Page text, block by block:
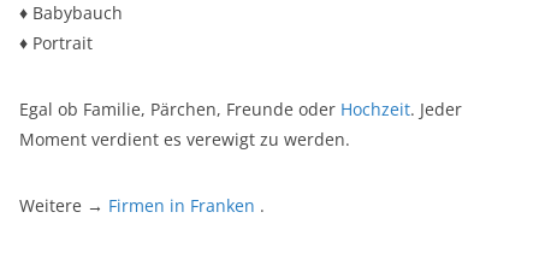
♦ Babybauch
♦ Portrait
Egal ob Familie, Pärchen, Freunde oder Hochzeit. Jeder
Moment verdient es verewigt zu werden.
Weitere → Firmen in Franken .